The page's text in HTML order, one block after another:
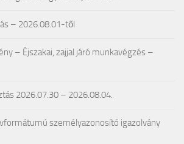
– 2026.08.01-től
– Éjszakai, zajjal járó munkavégzés –
2026.07.30 – 2026.08.04.
személyazonosító igazolvány